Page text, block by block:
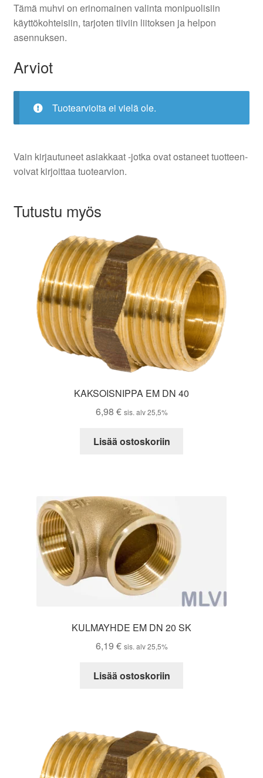
Tämä muhvi on erinomainen valinta monipuolisiin
käyttökohteisiin, tarjoten tiiviin liitoksen ja helpon
asennuksen.
Arviot
Tuotearvioita ei vielä ole.
Vain kirjautuneet asiakkaat -jotka ovat ostaneet tuotteen-
voivat kirjoittaa tuotearvion.
Tutustu myös
KAKSOISNIPPA EM DN 40
6,98 € sis. alv 25,5%
Lisää ostoskoriin
KULMAYHDE EM DN 20 SK
6,19 € sis. alv 25,5%
Lisää ostoskoriin